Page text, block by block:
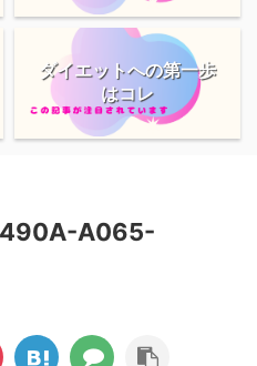
ダイエットへの第一歩
はコレ
A065-